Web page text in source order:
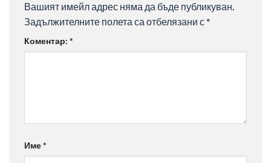
Вашият имейл адрес няма да бъде публикуван.
Задължителните полета са отбелязани с*
Коментар: *
Име*